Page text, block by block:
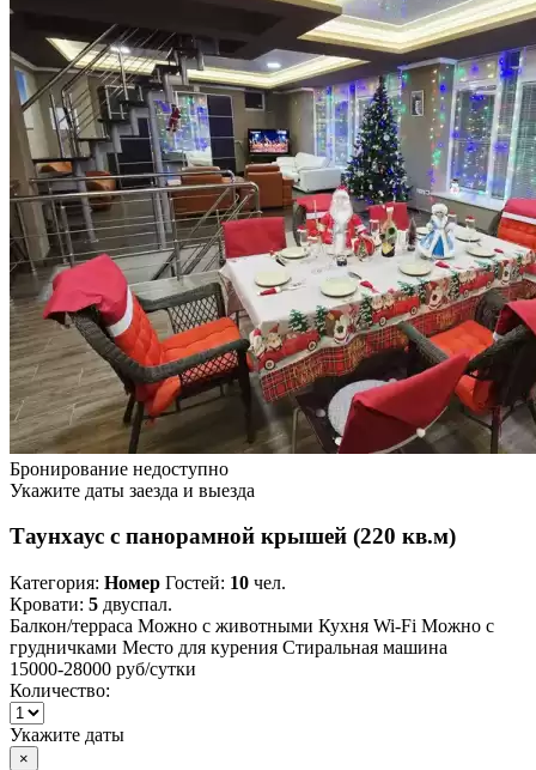
Бронирование недоступно
Укажите даты заезда и выезда
Таунхаус с панорамной крышей (220 кв.м)
Категория: Номер Гостей: 10 чел.
Кровати: 5 двуспал.
Балкон/терраса Можно с животными Кухня Wi-Fi Можно с
грудничками Место для курения Стиральная машина
15000-28000 руб/сутки
Количество:
Укажите даты
×